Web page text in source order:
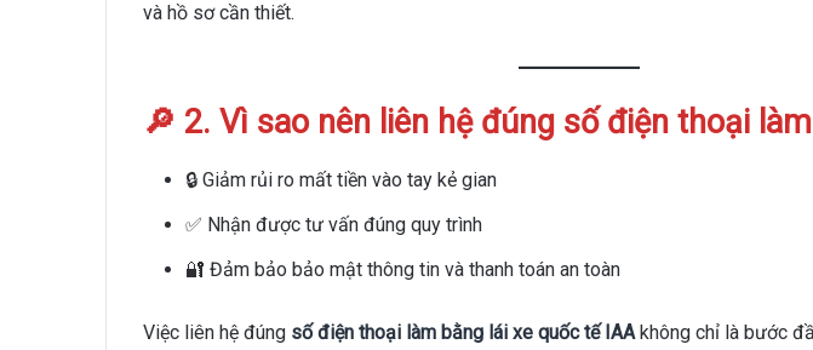
và hồ sơ cần thiết.
🔎 2. Vì sao nên liên hệ đúng số điện thoại
🔒 Giảm rủi ro mất tiền vào tay kẻ gian
✅ Nhận được tư vấn đúng quy trình
🔐 Đảm bảo bảo mật thông tin và thanh toán an toàn
Việc liên hệ đúng số điện thoại làm bằng lái xe quốc tế IAAkhông chỉ là bước